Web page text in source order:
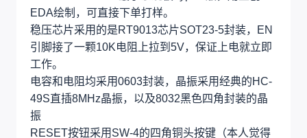
EDA绘制，可直接下单打样。
稳压芯片采用的是RT9013芯片SOT23-5封装，EN
引脚接了一颗10K电阻上拉到5V，保证上电就立即
工作。
电容和电阻均采用0603封装，晶振采用经典的HC-
49S直插8MHz晶振，以及8032黑色四角封装的晶
振
RESET按钮采用SW-4的四角铜头按键（本人觉得